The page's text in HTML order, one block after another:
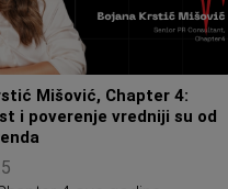
Mišović, Chapter 4:
i poverenje vredniji su od